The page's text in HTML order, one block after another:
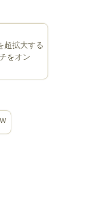
拡大する
をオン